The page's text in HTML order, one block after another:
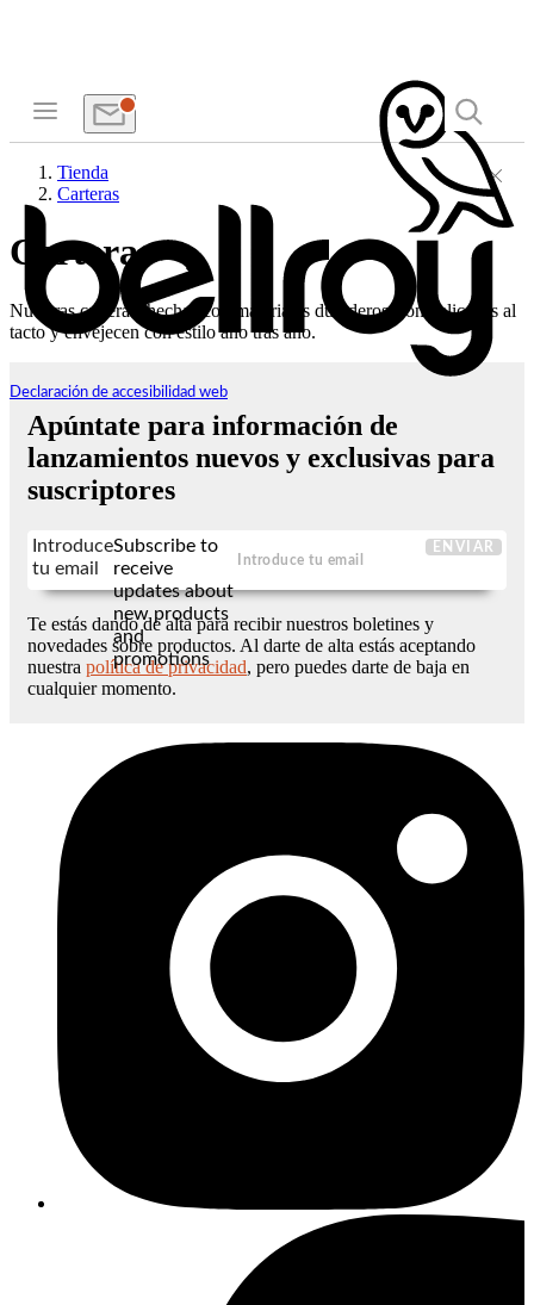
Declaración de accesibilidad web
Tienda
Carteras
Carteras
Nuestras carteras, hechas con materiales duraderos, son delicadas al
tacto y envejecen con estilo año tras año.
Apúntate para información de
lanzamientos nuevos y exclusivas para
suscriptores
Introduce
tu email
Subscribe to
receive
updates about
new products
and
promotions
ENVIAR
Te estás dando de alta para recibir nuestros boletines y
novedades sobre productos. Al darte de alta estás aceptando
nuestra política de privacidad, pero puedes darte de baja en
cualquier momento.